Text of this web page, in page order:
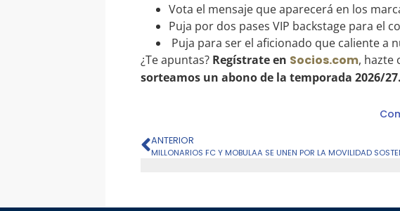
Vota el mensaje que aparecerá en los
Puja por dos pases VIP backstage para el
Puja para ser el aficionado que caliente
¿Te apuntas? Regístrate en Socios.com, hazte
sorteamos un abono de la temporada 2026/
ANTERIOR
MILLONARIOS FC Y MOBULAA SE UNEN POR LA MOVILIDAD